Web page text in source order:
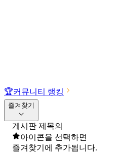
🏆커뮤니티 랭킹
즐겨찾기
게시판 제목의
아이콘을 선택하면
즐겨찾기에 추가됩니다.